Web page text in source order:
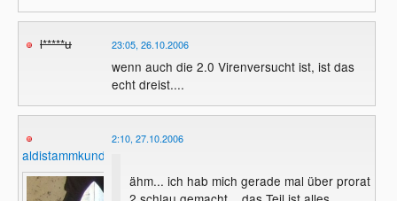
l*****u 23:05, 26.10.2006
wenn auch die 2.0 Virenversucht ist, ist das
echt dreist....
aldistammkunde
2:10, 27.10.2006
ähm... ich hab mich gerade mal über prorat